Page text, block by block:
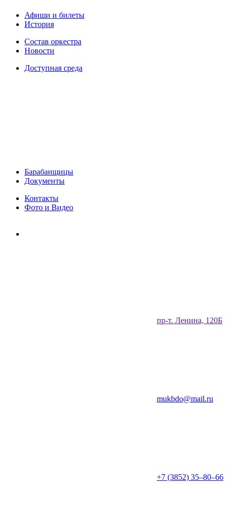
Афиши и билеты
История
Состав оркестра
Новости
Доступная среда
Барабанщицы
Документы
Контакты
Фото и Видео
​пр-т. Ленина, 120Б​
mukbdo@mail.ru
+7 (3852) 35‒80‒66